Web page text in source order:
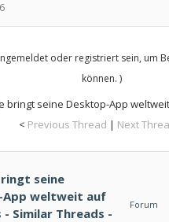
oder registriert sein, um
können. )
bringt seine Desktop-App
< Previous Thread | Next
seine
App weltweit auf
- Similar Threads -
Forum